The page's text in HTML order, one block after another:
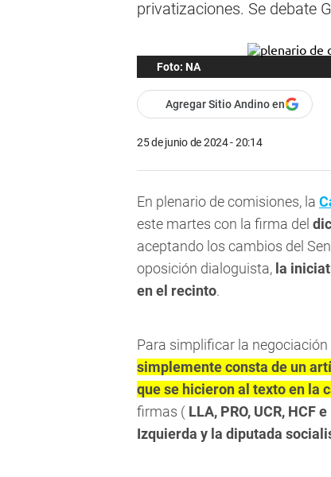
privatizaciones. Se debate
Foto: NA
Agregar Sitio Andino en
25 de junio de 2024 - 20:14
En plenario de comisiones, la
este martes con la firma del
aceptando los cambios del
oposición dialoguista, la
en el recinto.
Para simplificar la
simplemente consta de un
que se hicieron al texto en la
firmas ( LLA, PRO, UCR, HCF e
Izquierda y la diputada